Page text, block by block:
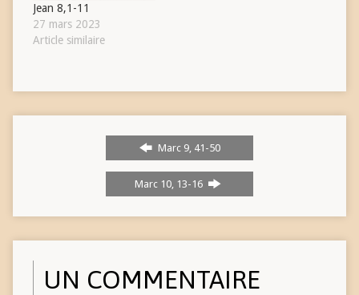
Jean 8,1-11
27 mars 2023
Article similaire
Marc 9, 41-50
Marc 10, 13-16
UN COMMENTAIRE